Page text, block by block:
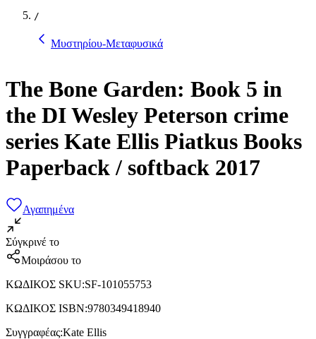
/
Μυστηρίου-Μεταφυσικά
The Bone Garden: Book 5 in
the DI Wesley Peterson crime
series Kate Ellis Piatkus Books
Paperback / softback 2017
Αγαπημένα
Σύγκρινέ το
Μοιράσου το
ΚΩΔΙΚΟΣ SKU:SF-101055753
ΚΩΔΙΚΟΣ ISBN:9780349418940
Συγγραφέας:Kate Ellis